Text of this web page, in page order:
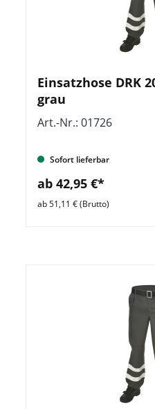
Einsatzhose DRK
grau
Art.-Nr.: 01726
Sofort lieferbar
ab 42,95 €*
ab 51,11 € (Brutto)